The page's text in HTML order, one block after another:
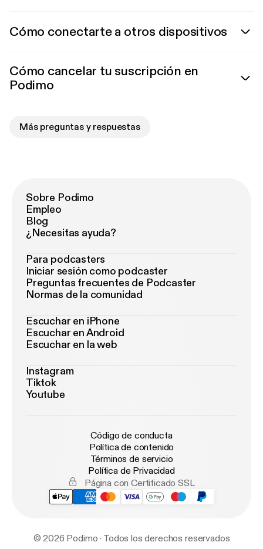
Cómo conectarte a otros dispositivos
Cómo cancelar tu suscripción en
Podimo
Más preguntas y respuestas
Sobre Podimo
Empleo
Blog
¿Necesitas ayuda?
Para podcasters
Iniciar sesión como podcaster
Preguntas frecuentes de Podcaster
Normas de la comunidad
Escuchar en iPhone
Escuchar en Android
Escuchar en la web
Instagram
Tiktok
Youtube
Código de conducta
Política de contenido
Términos de servicio
Política de Privacidad
Página con Certificado SSL
© 2026 Podimo · Todos los derechos reservados